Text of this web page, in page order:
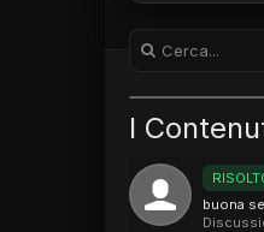
I
buona